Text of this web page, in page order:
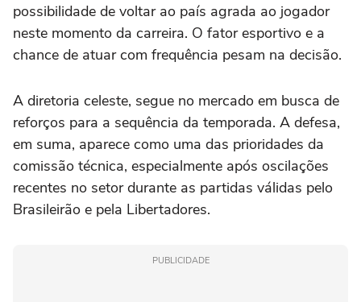
possibilidade de voltar ao país agrada ao jogador
neste momento da carreira. O fator esportivo e a
chance de atuar com frequência pesam na decisão.
A diretoria celeste, segue no mercado em busca de
reforços para a sequência da temporada. A defesa,
em suma, aparece como uma das prioridades da
comissão técnica, especialmente após oscilações
recentes no setor durante as partidas válidas pelo
Brasileirão e pela Libertadores.
PUBLICIDADE